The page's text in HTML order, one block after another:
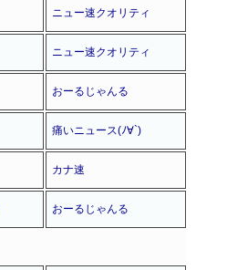
ニュー速クオリティ
ニュー速クオリティ
おーるじゃんる
痛いニュース(ﾉ∀`)
カナ速
おーるじゃんる